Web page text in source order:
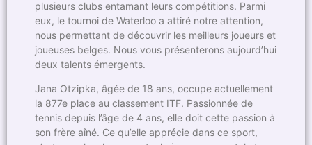
plusieurs clubs entamant leurs compétitions. Parmi
eux, le tournoi de Waterloo a attiré notre attention,
nous permettant de découvrir les meilleurs joueurs et
joueuses belges. Nous vous présenterons aujourd’hui
deux talents émergents.
Jana Otzipka, âgée de 18 ans, occupe actuellement
la 877e place au classement ITF. Passionnée de
tennis depuis l’âge de 4 ans, elle doit cette passion à
son frère aîné. Ce qu’elle apprécie dans ce sport,